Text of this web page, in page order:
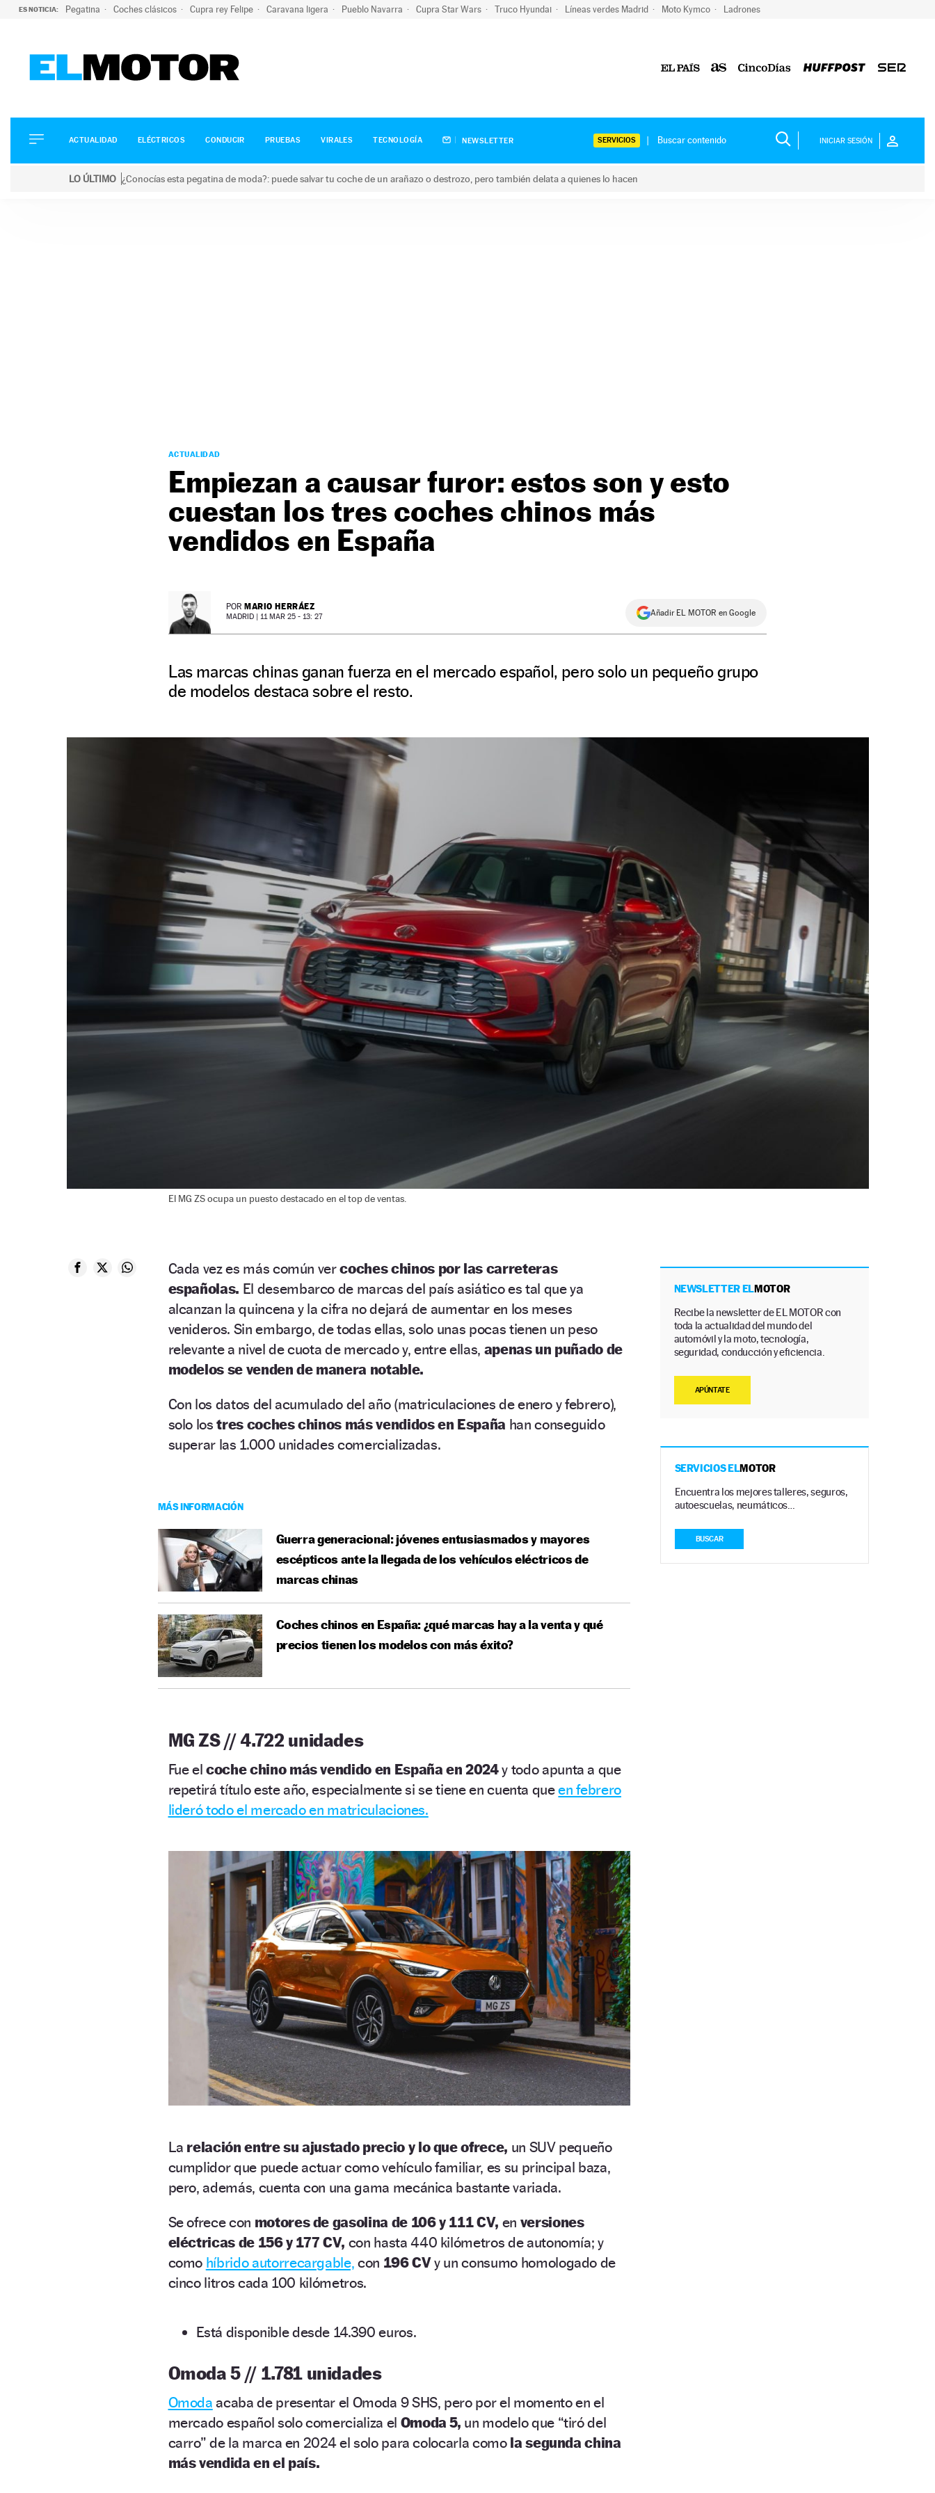
ES NOTICIA: Pegatina Coches clásicos Cupra rey Felipe Caravana ligera Pueblo Navarra Cupra Star Wars Truco Hyundai Líneas verdes Madrid Moto Kymco Ladrones
ELÉCTRICOS
CONDUCIR
ACTUALIDAD ELÉCTRICOS CONDUCIR PRUEBAS VIRALES TECNOLOGÍA NEWSLETTER SERVICIOS INICIAR SESIÓN
LO ÚLTIMO ¿Conocías esta pegatina de moda?: puede salvar tu coche de un arañazo o destrozo, pero también delata a quienes lo hacen
ACTUALIDAD
Empiezan a causar furor: estos son y esto
cuestan los tres coches chinos más
vendidos en España
POR MARIO HERRÁEZ
MADRID | 11 MAR 25 - 13: 27 Añadir EL MOTOR en Google
Las marcas chinas ganan fuerza en el mercado español, pero solo un pequeño grupo
de modelos destaca sobre el resto.
El MG ZS ocupa un puesto destacado en el top de ventas.
Cada vez es más común vercoches chinos por las carreteras
españolas. El desembarco de marcas del país asiático es tal que ya
alcanzan la quincena y la cifra no dejará de aumentar en los meses
venideros. Sin embargo, de todas ellas, solo unas pocas tienen un peso
relevante a nivel de cuota de mercado y, entre ellas, apenas un puñado de
modelos se venden de manera notable.
Con los datos del acumulado del año (matriculaciones de enero y febrero),
solo lostres coches chinos más vendidos en España han conseguido
superar las 1.000 unidades comercializadas.
MÁS INFORMACIÓN
Guerra generacional: jóvenes entusiasmados y mayores
escépticos ante la llegada de los vehículos eléctricos de
marcas chinas
Coches chinos en España: ¿qué marcas hay a la venta y qué
precios tienen los modelos con más éxito?
MG ZS // 4.722 unidades
Fue elcoche chino más vendido en España en 2024y todo apunta a que
repetirá título este año, especialmente si se tiene en cuenta queen febrero
lideró todo el mercado en matriculaciones.
La relación entre su ajustado precio y lo que ofrece, un SUV pequeño
cumplidor que puede actuar como vehículo familiar, es su principal baza,
pero, además, cuenta con una gama mecánica bastante variada.
Se ofrece con motores de gasolina de 106 y 111 CV, en versiones
eléctricas de 156 y 177 CV, con hasta 440 kilómetros de autonomía; y
como híbrido autorrecargable, con 196 CVy un consumo homologado de
cinco litros cada 100 kilómetros.
Está disponible desde 14.390 euros.
Omoda 5 // 1.781 unidades
Omoda acaba de presentar el Omoda 9 SHS, pero por el momento en el
mercado español solo comercializa el Omoda 5, un modelo que “tiró del
carro” de la marca en 2024 el solo para colocarla como la segunda china
más vendida en el país.
NEWSLETTER ELMOTOR
Recibe la newsletter de EL MOTOR con
toda la actualidad del mundo del
automóvil y la moto, tecnología,
seguridad, conducción y eficiencia.
APÚNTATE
SERVICIOS ELMOTOR
Encuentra los mejores talleres, seguros,
autoescuelas, neumáticos…
BUSCAR